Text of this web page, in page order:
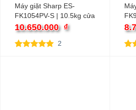
Máy giặt Sharp ES-
FK1054PV-S | 10.5kg cửa
ngang inverter
10.650.000 ₫
2